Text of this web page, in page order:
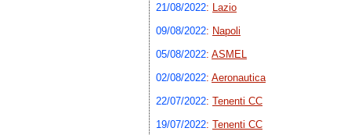
21/08/2022: Lazio
09/08/2022: Napoli
05/08/2022: ASMEL
02/08/2022: Aeronautica
22/07/2022: Tenenti CC
19/07/2022: Tenenti CC